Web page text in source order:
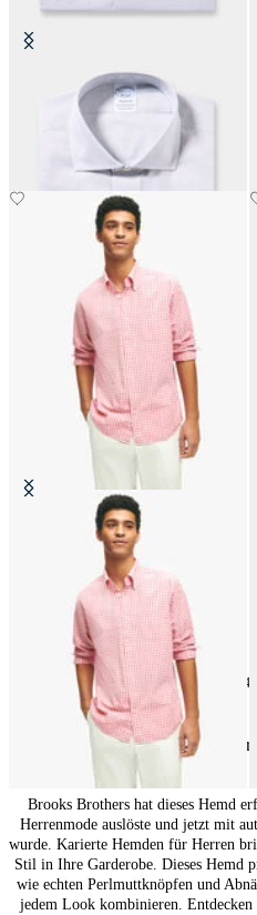
Regular Fit Non-Iron
Baumwollhemd mit English-
Spread-Kragen
Rotes Friday Freizeithemd mit
Button-Down-Polokragen
14 14
Karohemden für
Brooks Brothers hat dieses Hemd
Herrenmode auslöste und jetzt mit
wurde. Karierte Hemden für Herren
Stil in Ihre Garderobe. Dieses Hemd
wie echten Perlmuttknöpfen und
jedem Look kombinieren.